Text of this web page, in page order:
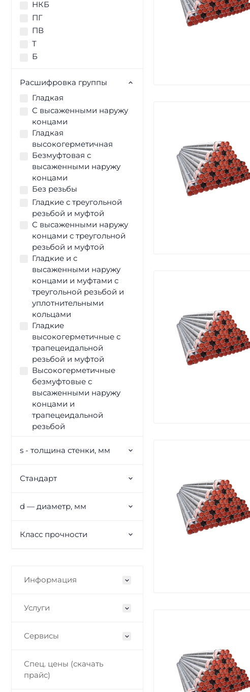
НКБ
ПГ
ПВ
Т
Б
Расшифровка группы
Гладкая
С высаженными наружу
концами
Гладкая
высокогерметичная
Безмуфтовая с
высаженными наружу
концами
Без резьбы
Гладкие с треугольной
резьбой и муфтой
С высаженными наружу
концами с треугольной
резьбой и муфтой
Гладкие и с
высаженными наружу
концами и муфтами с
треугольной резьбой и
уплотнительными
кольцами
Гладкие
высокогерметичные с
трапецеидальной
резьбой и муфтой
Высокогерметичные
безмуфтовые с
высаженными наружу
концами и
трапецеидальной
резьбой
s - толщина стенки, мм
Стандарт
d — диаметр, мм
Класс прочности
Информация
Услуги
Сервисы
Спец. цены (скачать
прайс)